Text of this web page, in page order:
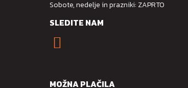
Sobote, nedelje in prazniki: ZAPRTO
SLEDITE NAM
MOŽNA PLAČILA